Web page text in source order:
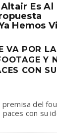
Es Al
Hemos
VA POR LA
Y
CON SU
premisa del
con su